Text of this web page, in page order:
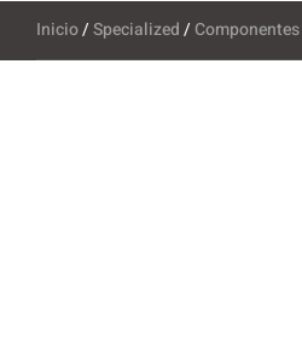
Inicio/Specialized/ Componentes